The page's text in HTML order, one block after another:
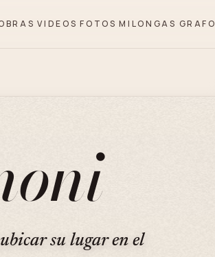
VIDEOS FOTOS MILONGAS GRAFO
su lugar en el